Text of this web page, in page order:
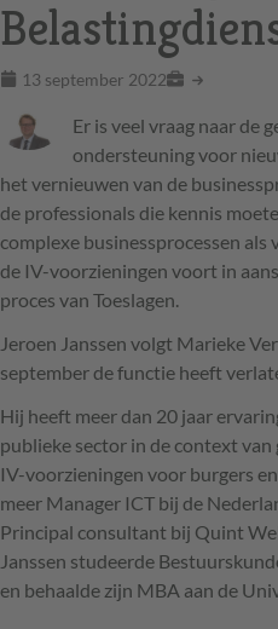
13 september 2022
Er is veel vraag naar de
ondersteuning voor
het vernieuwen van de
de professionals die kennis
complexe businessprocessen als
de IV-voorzieningen voort in
proces van Toeslagen.
Jeroen Janssen volgt Marieke
september de functie heeft
Hij heeft meer dan 20 jaar
publieke sector in de context
IV-voorzieningen voor burgers
meer Manager ICT bij de
Principal consultant bij Quint
Janssen studeerde
en behaalde zijn MBA aan de